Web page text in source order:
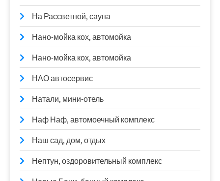
На Рассветной, сауна
Нано-мойка кох, автомойка
Нано-мойка кох, автомойка
НАО автосервис
Натали, мини-отель
Наф Наф, автомоечный комплекс
Наш сад, дом, отдых
Нептун, оздоровительный комплекс